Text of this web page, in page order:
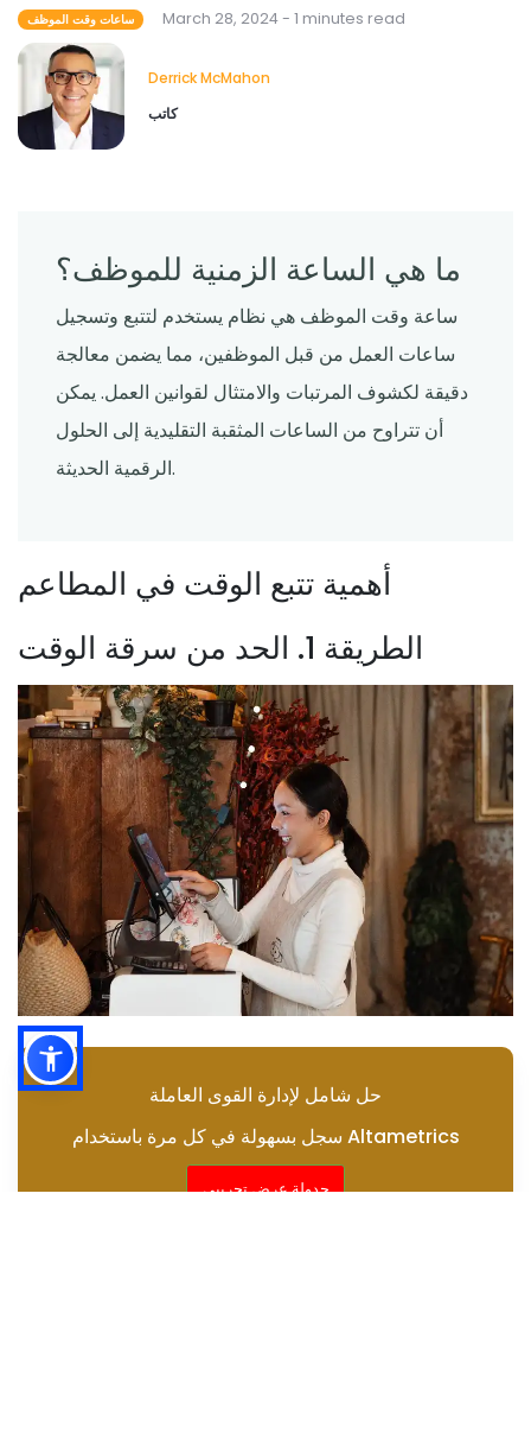
ساعات وقت الموظف March 28, 2024 - 1 minutes read
Derrick McMahon
كاتب
ما هي الساعة الزمنية للموظف؟
ساعة وقت الموظف هي نظام يستخدم لتتبع وتسجيل
ساعات العمل من قبل الموظفين، مما يضمن معالجة
دقيقة لكشوف المرتبات والامتثال لقوانين العمل. يمكن
أن تتراوح من الساعات المثقبة التقليدية إلى الحلول
الرقمية الحديثة.
أهمية تتبع الوقت في المطاعم
الطريقة 1. الحد من سرقة الوقت
حل شامل لإدارة القوى العاملة
سجل بسهولة في كل مرة باستخدام Altametrics
جدولة عرض تجريبي